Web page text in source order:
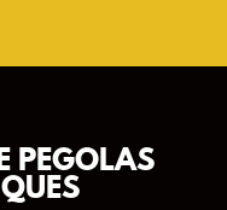
PEGOLAS